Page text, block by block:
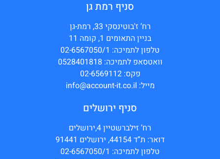
סניף רמת גן
רח’ ז'בוטינסקי 33, רמת-גן
בניין התאומים 1, קומה 11
טלפון לתמיכה: 02-6567050/1
וואטסאפ לתמיכה: 0528401818
פקס: 02-6569112
מייל: info@account-it.co.il
סניף ירושלים
רח’ זילברשטיין 4,ירושלים
דואר: ת”ד 44154, ירושלים 91441
טלפון לתמיכה: 02-6567050/1